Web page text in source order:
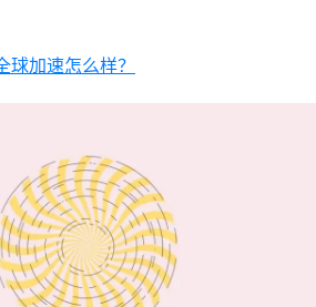
加速怎么样？